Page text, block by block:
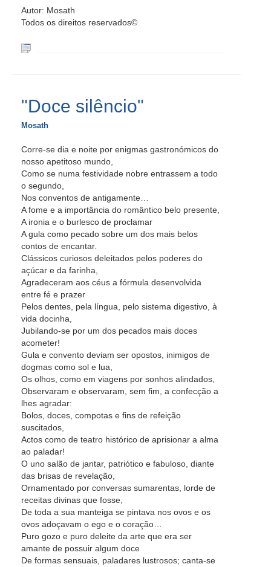
Autor: Mosath
Todos os direitos reservados©
"Doce silêncio"
Mosath
Corre-se dia e noite por enigmas gastronómicos do
nosso apetitoso mundo,
Como se numa festividade nobre entrassem a todo
o segundo,
Nos conventos de antigamente…
A fome e a importância do romântico belo presente,
A ironia e o burlesco de proclamar
A gula como pecado sobre um dos mais belos
contos de encantar.
Clássicos curiosos deleitados pelos poderes do
açúcar e da farinha,
Agradeceram aos céus a fórmula desenvolvida
entre fé e prazer
Pelos dentes, pela língua, pelo sistema digestivo, à
vida docinha,
Jubilando-se por um dos pecados mais doces
acometer!
Gula e convento deviam ser opostos, inimigos de
dogmas como sol e lua,
Os olhos, como em viagens por sonhos alindados,
Observaram e observaram, sem fim, a confecção a
lhes agradar:
Bolos, doces, compotas e fins de refeição
suscitados,
Actos como de teatro histórico de aprisionar a alma
ao paladar!
O uno salão de jantar, patriótico e fabuloso, diante
das brisas de revelação,
Ornamentado por conversas sumarentas, lorde de
receitas divinas que fosse,
De toda a sua manteiga se pintava nos ovos e os
ovos adoçavam o ego e o coração…
Puro gozo e puro deleite da arte que era ser
amante de possuir algum doce
De formas sensuais, paladares lustrosos; canta-se